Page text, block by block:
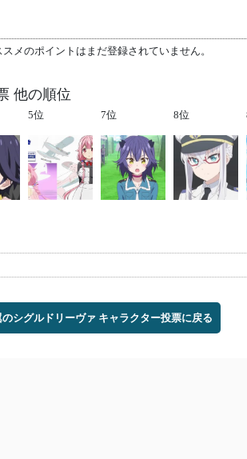
スメのポイントはまだ登録されていません。
他の順位
5位 7位 8位
のシグルドリーヴァ キャラクター投票に戻る